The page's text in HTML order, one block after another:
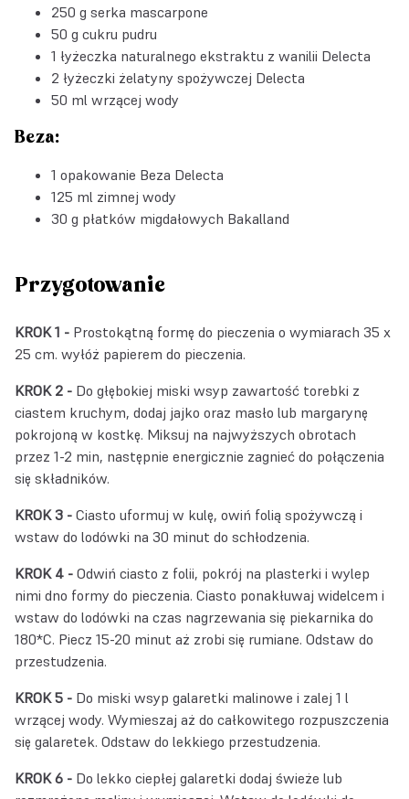
250 g serka mascarpone
50 g cukru pudru
1 łyżeczka naturalnego ekstraktu z wanilii Delecta
2 łyżeczki żelatyny spożywczej Delecta
50 ml wrzącej wody
Beza:
1 opakowanie Beza Delecta
125 ml zimnej wody
30 g płatków migdałowych Bakalland
Przygotowanie
KROK 1 - Prostokątną formę do pieczenia o wymiarach 35 x
25 cm. wyłóż papierem do pieczenia.
KROK 2 - Do głębokiej miski wsyp zawartość torebki z
ciastem kruchym, dodaj jajko oraz masło lub margarynę
pokrojoną w kostkę. Miksuj na najwyższych obrotach
przez 1-2 min, następnie energicznie zagnieć do połączenia
się składników.
KROK 3 - Ciasto uformuj w kulę, owiń folią spożywczą i
wstaw do lodówki na 30 minut do schłodzenia.
KROK 4 - Odwiń ciasto z folii, pokrój na plasterki i wylep
nimi dno formy do pieczenia. Ciasto ponakłuwaj widelcem i
wstaw do lodówki na czas nagrzewania się piekarnika do
180*C. Piecz 15-20 minut aż zrobi się rumiane. Odstaw do
przestudzenia.
KROK 5 - Do miski wsyp galaretki malinowe i zalej 1 l
wrzącej wody. Wymieszaj aż do całkowitego rozpuszczenia
się galaretek. Odstaw do lekkiego przestudzenia.
KROK 6 - Do lekko ciepłej galaretki dodaj świeże lub